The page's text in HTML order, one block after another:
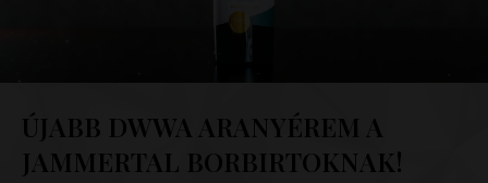
ÚJABB DWWA ARANYÉREM A
JAMMERTAL BORBIRTOKNAK!